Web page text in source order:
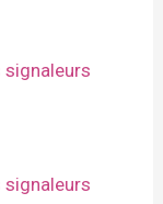
signaleurs
signaleurs